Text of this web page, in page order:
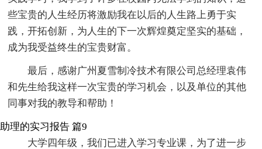
些宝贵的人生经历将激励我在以后的人生路上勇于实
践，开拓创新，为人生的下一次辉煌奠定坚实的基础，
成为我受益终生的宝贵财富。
最后，感谢广州夏雪制冷技术有限公司总经理袁伟
和先生给我这样一次宝贵的学习机会，以及单位的其他
同事对我的教导和帮助！
助理的实习报告 篇9
大学四年级，我们已进入学习专业课，为了进一步